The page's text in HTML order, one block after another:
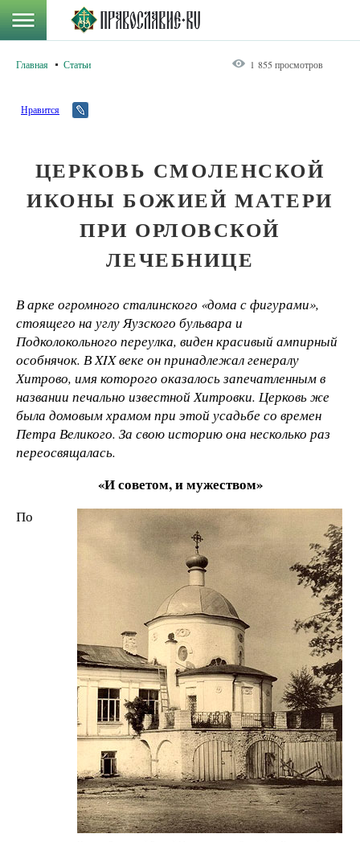
Главная Статьи 1 855 просмотров
Нравится
ЦЕРКОВЬ СМОЛЕНСКОЙ
ИКОНЫ БОЖИЕЙ МАТЕРИ
ПРИ ОРЛОВСКОЙ
ЛЕЧЕБНИЦЕ
В арке огромного сталинского «дома с фигурами»,
стоящего на углу Яузского бульвара и
Подколокольного переулка, виден красивый ампирный
особнячок. ВXIX веке он принадлежал генералу
Хитрово, имя которого оказалось запечатленным в
названии печально известной Хитровки. Церковь же
была домовым храмом при этой усадьбе со времен
Петра Великого. За свою историю она несколько раз
переосвящалась.
«И советом, и мужеством»
По